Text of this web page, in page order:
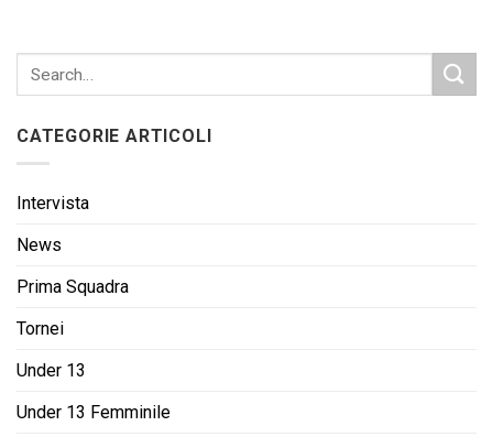
CATEGORIE ARTICOLI
Intervista
News
Prima Squadra
Tornei
Under 13
Under 13 Femminile